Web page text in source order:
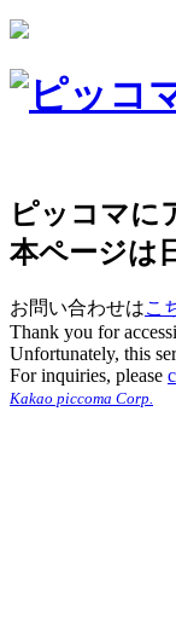
ピッコマに
本ページは
お問い合わせはこ
Thank you for
Unfortunately, this
For inquiries, please
Kakao piccoma Corp.